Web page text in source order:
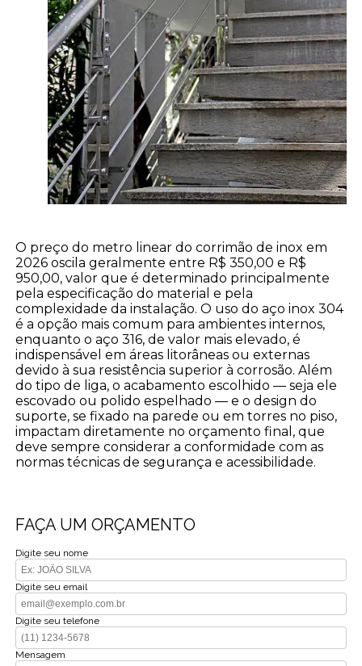
O preço do metro linear do corrimão de inox em
2026 oscila geralmente entre R$ 350,00 e R$
950,00, valor que é determinado principalmente
pela especificação do material e pela
complexidade da instalação. O uso do aço inox 304
é a opção mais comum para ambientes internos,
enquanto o aço 316, de valor mais elevado, é
indispensável em áreas litorâneas ou externas
devido à sua resistência superior à corrosão. Além
do tipo de liga, o acabamento escolhido — seja ele
escovado ou polido espelhado — e o design do
suporte, se fixado na parede ou em torres no piso,
impactam diretamente no orçamento final, que
deve sempre considerar a conformidade com as
normas técnicas de segurança e acessibilidade.
FAÇA UM ORÇAMENTO
Digite seu nome
Digite seu email
Digite seu telefone
Mensagem